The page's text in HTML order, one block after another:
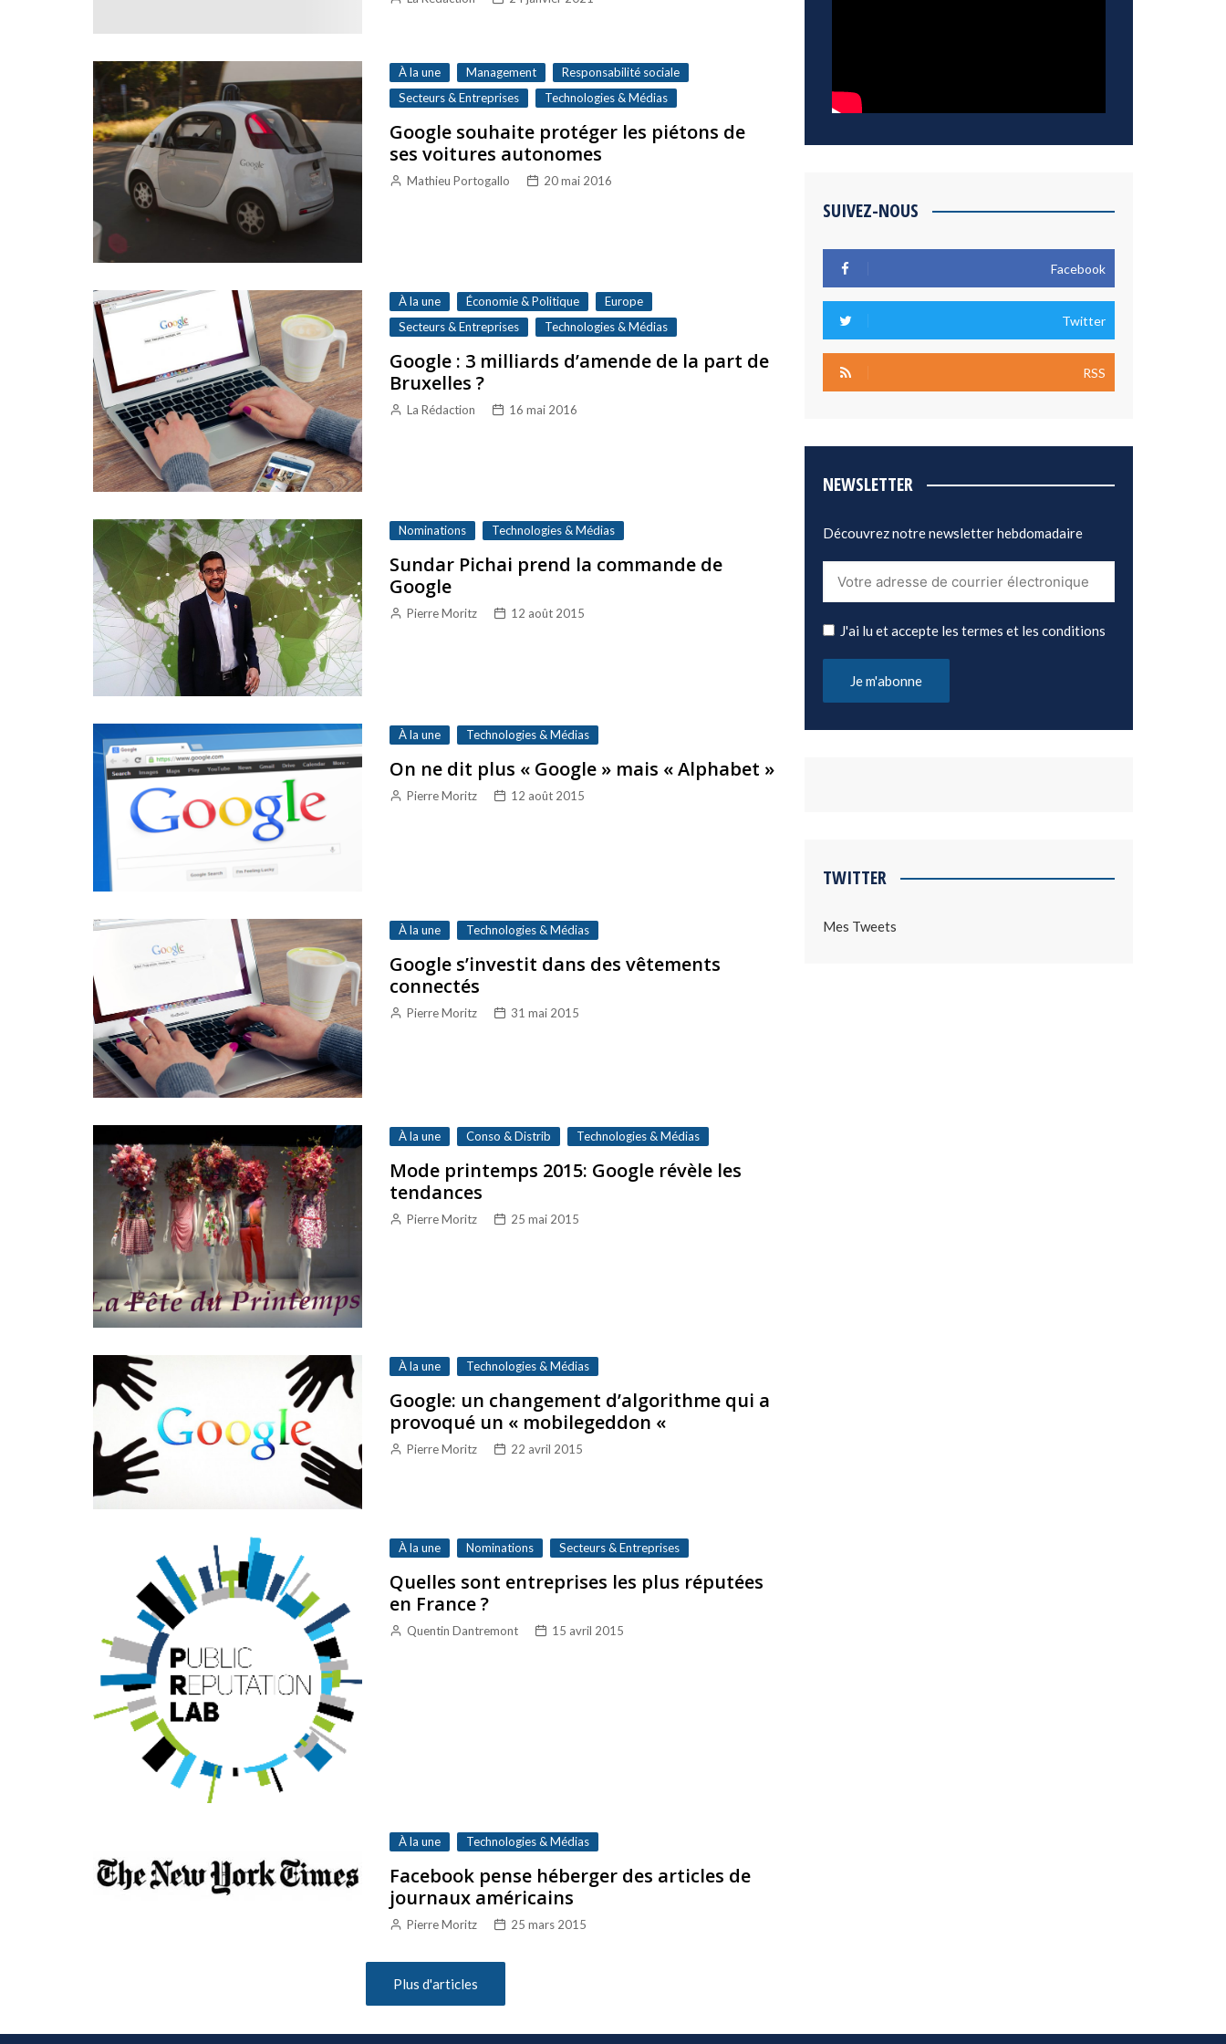
À la une Management
Responsabilité sociale
Secteurs & Entreprises
Technologies & Médias
Google souhaite protéger les piétons de
ses voitures autonomes
Mathieu Portogallo 20 mai 2016
À la une Économie & Politique
Europe
Secteurs & Entreprises
Technologies & Médias
Google : 3 milliards d’amende de la part de
Bruxelles ?
La Rédaction 16 mai 2016
Nominations Technologies & Médias
Sundar Pichai prend la commande de
Google
Pierre Moritz 12 août 2015
À la une Technologies & Médias
On ne dit plus « Google » mais « Alphabet »
Pierre Moritz 12 août 2015
À la une Technologies & Médias
Google s’investit dans des vêtements
connectés
Pierre Moritz 31 mai 2015
À la une Conso & Distrib Technologies & Médias
Mode printemps 2015: Google révèle les
tendances
Pierre Moritz 25 mai 2015
À la une Technologies & Médias
Google: un changement d’algorithme qui a
provoqué un « mobilegeddon «
Pierre Moritz 22 avril 2015
À la une Nominations Secteurs & Entreprises
Quelles sont entreprises les plus réputées
en France ?
Quentin Dantremont 15 avril 2015
À la une Technologies & Médias
Facebook pense héberger des articles de
journaux américains
Pierre Moritz 25 mars 2015
Plus d'articles
SUIVEZ-NOUS
Facebook
Twitter
RSS
NEWSLETTER
Découvrez notre newsletter hebdomadaire
J'ai lu et accepte les termes et les conditions
TWITTER
Mes Tweets